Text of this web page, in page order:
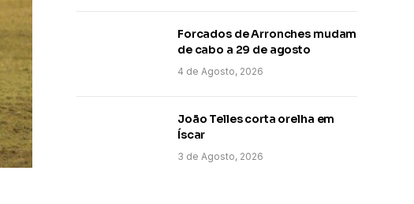
Forcados de Arronches mudam
de cabo a 29 de agosto
4 de Agosto, 2026
João Telles corta orelha em
Íscar
3 de Agosto, 2026